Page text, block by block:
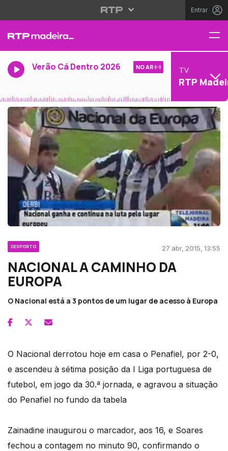
Entrar
Verão Cá Dentro 2026 NO AR TV
RTP
DESPORTO 27 abr, 2015, 13:55
NACIONAL A CAMINHO DA
EUROPA
O Nacional está a 3 pontos de um lugar de acesso à Europa
O Nacional derrotou hoje em casa o Penafiel, por 2-0,
e ascendeu à sétima posição da I Liga portuguesa de
futebol, em jogo da 30.ª jornada, e agravou a situação
do Penafiel no fundo da tabela
Zainadine inaugurou o marcador, aos 16, e Soares
fechou a contagem no minuto 90, confirmando o